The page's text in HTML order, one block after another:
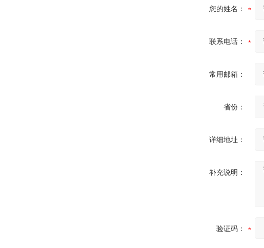
您的姓名：
联系电话：
常用邮箱：
省份：
详细地址：
补充说明：
验证码：